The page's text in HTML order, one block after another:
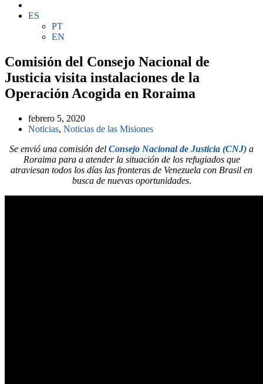
ES
PT
EN
Comisión del Consejo Nacional de
Justicia visita instalaciones de la
Operación Acogida en Roraima
febrero 5, 2020
Noticias, Noticias de las Misiones
Se envió una comisión del Consejo Nacional de Justicia (CNJ) a
Roraima para a atender la situación de los refugiados que
atraviesan todos los días las fronteras de Venezuela con Brasil en
busca de nuevas oportunidades.